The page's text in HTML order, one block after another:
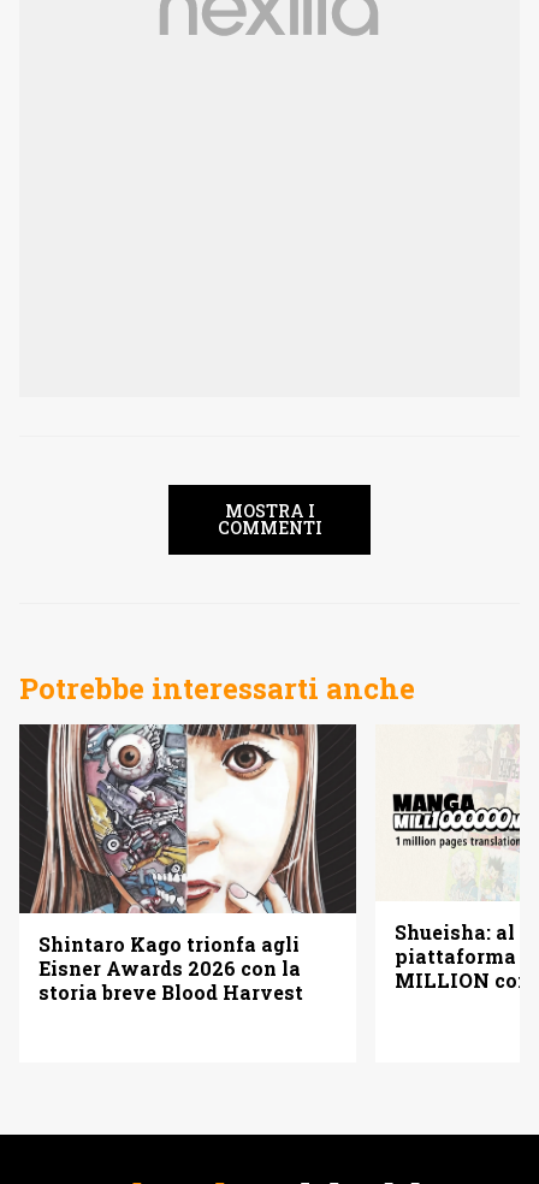
MOSTRA I
COMMENTI
Potrebbe interessarti anche
Shintaro Kago trionfa agli
Eisner Awards 2026 con la
storia breve Blood Harvest
Shueisha: al
piattaforma
MILLION con